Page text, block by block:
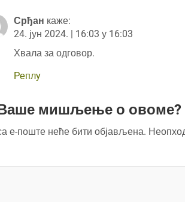
Срђан каже:
24. јун 2024. | 16:03 у 16:03
Хвала за одговор.
Реплy
Ваше мишљење о овоме?
е-поште неће бити објављена.